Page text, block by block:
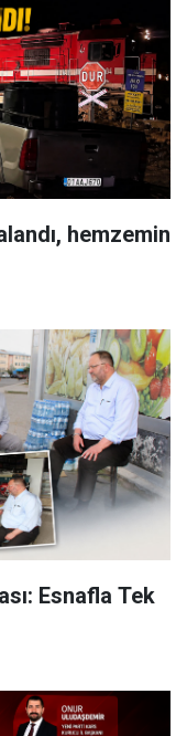
hemzemin
Esnafla Tek